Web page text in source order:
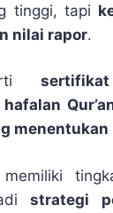
tinggi, tapi
nilai rapor.
menentukan
strategi